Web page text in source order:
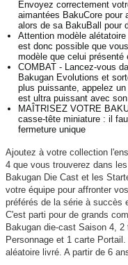
Envoyez correctement
aimantées BakuCore pour
alors de sa BakuBall pour
Attention modèle
est donc possible que
modèle que celui présenté
COMBAT - Lancez-vous
Bakugan Evolutions et
plus puissante, appelez
est ultra puissant avec
MAÎTRISEZ VOTRE
casse-tête miniature : il
fermeture unique
Ajoutez à votre collection
4 que vous trouverez dans
Bakugan Die Cast et les
votre équipe pour affronter
préférés de la série à succès
C'est parti pour de grands
Bakugan die-cast Saison 4,
Personnage et 1 carte
aléatoire livré. A partir de 6